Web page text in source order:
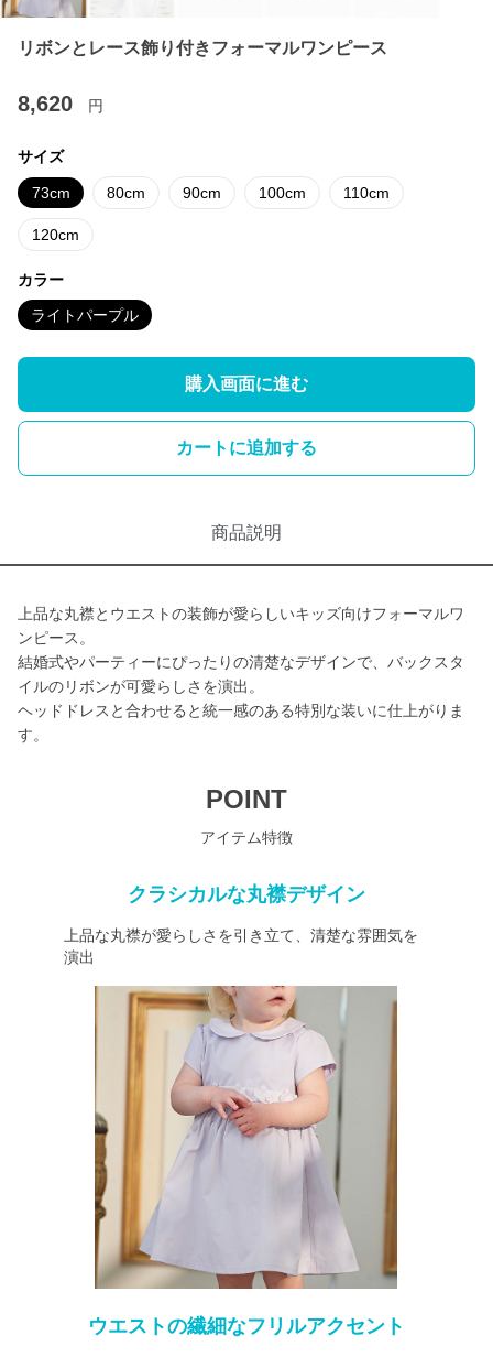
リボンとレース飾り付きフォーマルワンピース
8,620 円
サイズ
73cm 80cm 90cm 100cm 110cm
120cm
カラー
ライトパープル
購入画面に進む
カートに追加する
商品説明
上品な丸襟とウエストの装飾が愛らしいキッズ向けフォーマルワ
ンピース。
結婚式やパーティーにぴったりの清楚なデザインで、バックスタ
イルのリボンが可愛らしさを演出。
ヘッドドレスと合わせると統一感のある特別な装いに仕上がりま
す。
POINT
アイテム特徴
クラシカルな丸襟デザイン
上品な丸襟が愛らしさを引き立て、清楚な雰囲気を
演出
ウエストの繊細なフリルアクセント